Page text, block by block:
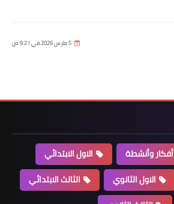
5 مارس 2026 في 9:21 ص
أفكار وأنشطة
الاول الابتدائي
الاول الثانوي
الثالث الابتدائي